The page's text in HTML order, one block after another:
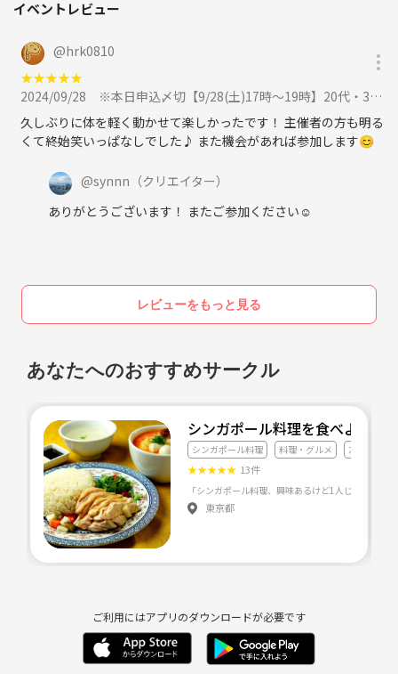
・年齢は20代〜30代と幅広く募集中🔰
・ゆるっとテニス・卓球を楽しめる人、募集中🔰
・男女問いません👫
・月に1.2回ほど開催予定です🏓
・ゆるく話ながら身体を動かしたい！
・ワイワイ楽しみながら運動したい！
・社会人になって運動不足かも‥何かしらスポーツしたい！
・新しい友達を作りたい！
などなど、どなたでも大歓迎✨
安心してご参加いただければと思います👍
興味があり一度参加してみたい方や質問がある方は、
メッセージにて気軽に連絡してください🌼
ご参加お待ちしております✨🤗
🔶開催日程
・随時更新していきます！
参加者の皆さんが楽しく過ごせるよう、以下の点をルールとして定めさ
せて頂きます。
・宗教・MLM・ビジネス等の勧誘の禁止
・他イベントへの参加を促す行為の禁止
イベントレビュー
@hrk0810
★★★★★
2024/09/28
※本日申込〆切【9/28(土)17時～19時】20代・30代限定！ゆる卓球🏓（初心者OK🔰）に参加
久しぶりに体を軽く動かせて楽しかったです！ 主催者の方も明る
くて終始笑いっぱなしでした♪ また機会があれば参加します😊
@synnn （クリエイター）
ありがとうございます！ またご参加ください☺️
レビューをもっと見る
あなたへのおすすめサークル
シンガポール料理を食べようサ
シンガポール料理 料理・グルメ 友達づくり
★★★★★ 13件
「シンガポール料理、興味あるけど1人じゃ行け
東京都
ご利用にはアプリのダウンロードが必要です